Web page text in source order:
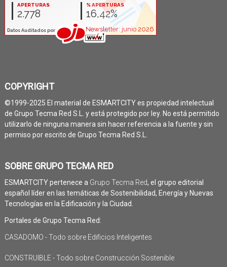
COPYRIGHT
©1999-2025 El material de ESMARTCITY es propiedad intelectual
de Grupo Tecma Red S.L. y está protegido por ley. No está permitido
utilizarlo de ninguna manera sin hacer referencia a la fuente y sin
permiso por escrito de Grupo Tecma Red S.L.
SOBRE GRUPO TECMA RED
ESMARTCITY pertenece a Grupo Tecma Red, el grupo editorial
español líder en las temáticas de Sostenibilidad, Energía y Nuevas
Tecnologías en la Edificación y la Ciudad.
Portales de Grupo Tecma Red:
CASADOMO - Todo sobre Edificios Inteligentes
CONSTRUIBLE - Todo sobre Construcción Sostenible